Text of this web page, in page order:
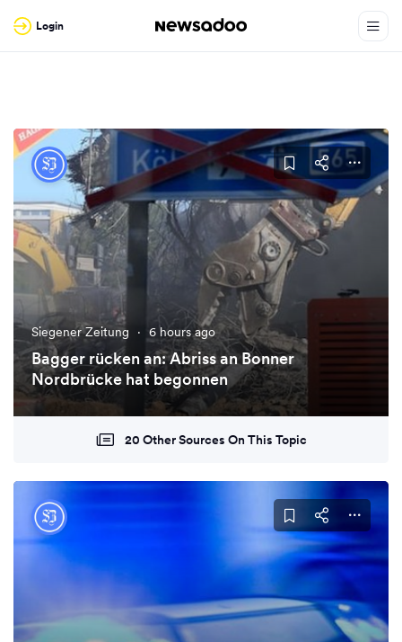
Login
Siegener Zeitung · 6 hours ago
Bagger rücken an: Abriss an Bonner
Nordbrücke hat begonnen
20 Other Sources On This Topic